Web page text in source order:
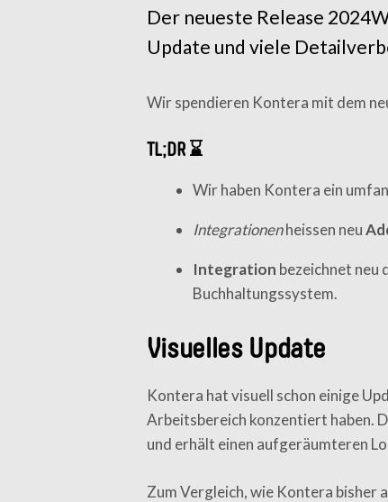
Der neueste Release
Update und viele
Wir spendieren Kontera mit dem
TL;DR ⌛
Wir haben Kontera ein
Integrationenheissen neu
Integration bezeichnet neu
Buchhaltungssystem.
Visuelles Update
Kontera hat visuell schon einige
Arbeitsbereich konzentiert haben.
und erhält einen aufgeräumteren
Zum Vergleich, wie Kontera bisher